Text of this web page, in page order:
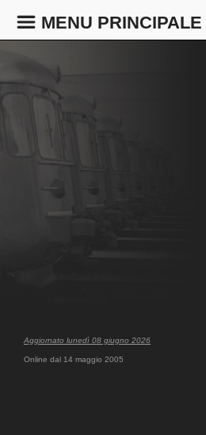
MENU PRINCIPALE
Aggiornato lunedì 08 giugno 2026
Online dal 14 maggio 2005